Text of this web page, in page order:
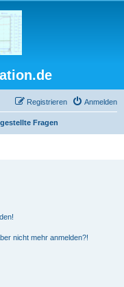
Anmelden
Registrieren
Fragen
nicht mehr anmelden?!